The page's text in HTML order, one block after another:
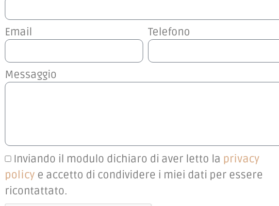
Email Telefono
Messaggio
Inviando il modulo dichiaro di aver letto la privacy
policy e accetto di condividere i miei dati per essere
ricontattato.